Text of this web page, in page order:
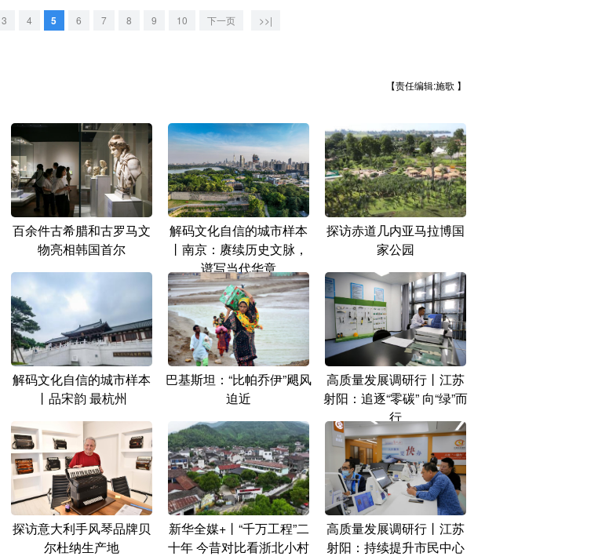
3 4 5 6 7 8 9 10 下一页 >>|
【责任编辑:施歌 】
百余件古希腊和古罗马文
物亮相韩国首尔
解码文化自信的城市样本
丨南京：赓续历史文脉，
谱写当代华章
探访赤道几内亚马拉博国
家公园
解码文化自信的城市样本
丨品宋韵 最杭州
巴基斯坦：“比帕乔伊”飓风
迫近
高质量发展调研行丨江苏
射阳：追逐“零碳” 向“绿”而
行
探访意大利手风琴品牌贝
尔杜纳生产地
新华全媒+丨“千万工程”二
十年 今昔对比看浙北小村
高质量发展调研行丨江苏
射阳：持续提升市民中心